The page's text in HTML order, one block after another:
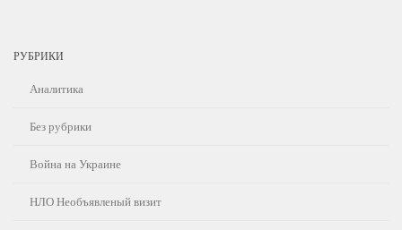
РУБРИКИ
Аналитика
Без рубрики
Война на Украине
НЛО Необъявленый визит